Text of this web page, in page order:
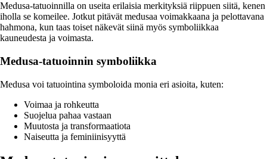
Medusa-tatuoinnilla on useita erilaisia merkityksiä riippuen siitä, kenen
iholla se komeilee. Jotkut pitävät medusaa voimakkaana ja pelottavana
hahmona, kun taas toiset näkevät siinä myös symboliikkaa
kauneudesta ja voimasta.
Medusa-tatuoinnin symboliikka
Medusa voi tatuointina symboloida monia eri asioita, kuten:
Voimaa ja rohkeutta
Suojelua pahaa vastaan
Muutosta ja transformaatiota
Naiseutta ja feminiinisyyttä